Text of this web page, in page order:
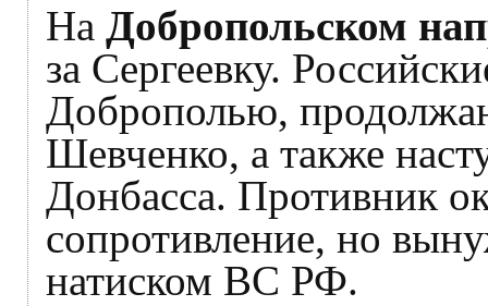
На Добропольском
за Сергеевку.
Доброполью,
Шевченко, а также
Донбасса. Противник
сопротивление, но
натиском ВС РФ.